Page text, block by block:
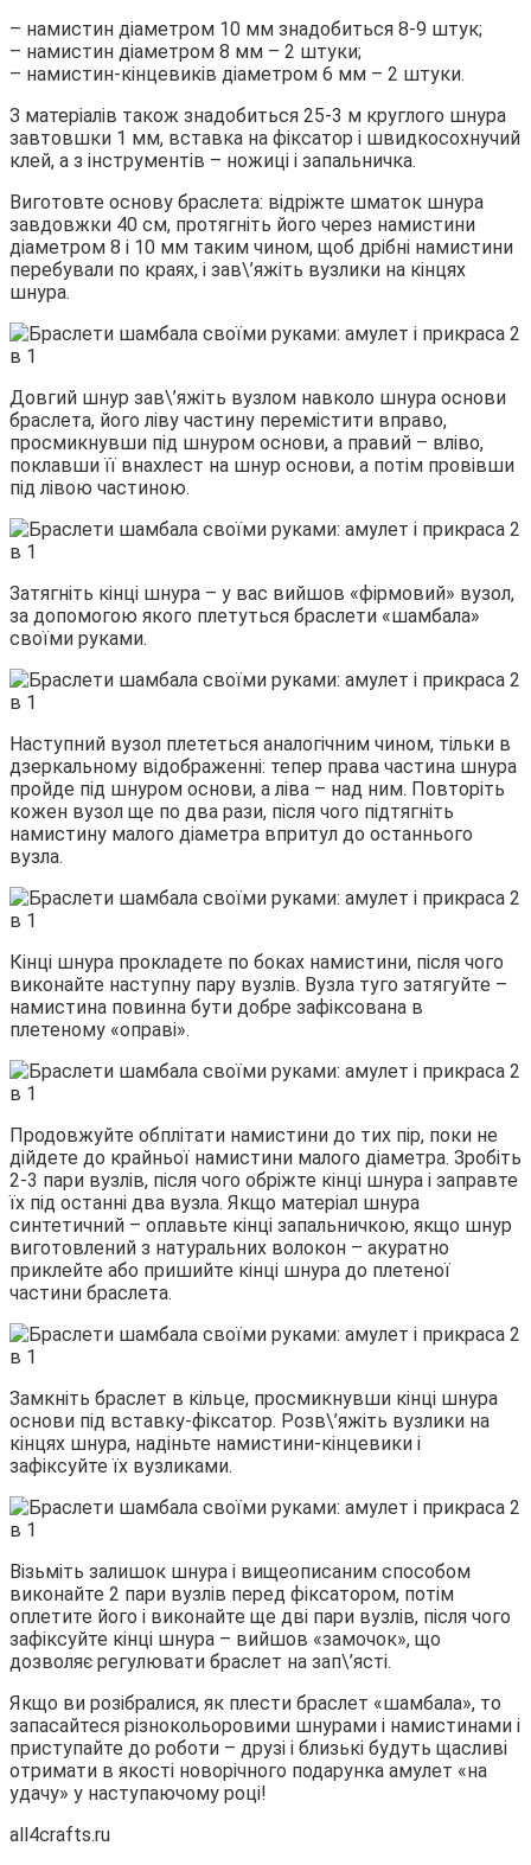
– намистин діаметром 10 мм знадобиться 8-9 штук;
– намистин діаметром 8 мм – 2 штуки;
– намистин-кінцевиків діаметром 6 мм – 2 штуки.
З матеріалів також знадобиться 25-3 м круглого шнура
завтовшки 1 мм, вставка на фіксатор і швидкосохнучий
клей, а з інструментів – ножиці і запальничка.
Виготовте основу браслета: відріжте шматок шнура
завдовжки 40 см, протягніть його через намистини
діаметром 8 і 10 мм таким чином, щоб дрібні намистини
перебували по краях, і зав\’яжіть вузлики на кінцях
шнура.
Довгий шнур зав\’яжіть вузлом навколо шнура основи
браслета, його ліву частину перемістити вправо,
просмикнувши під шнуром основи, а правий – вліво,
поклавши її внахлест на шнур основи, а потім провівши
під лівою частиною.
Затягніть кінці шнура – у вас вийшов «фірмовий» вузол,
за допомогою якого плетуться браслети «шамбала»
своїми руками.
Наступний вузол плететься аналогічним чином, тільки в
дзеркальному відображенні: тепер права частина шнура
пройде під шнуром основи, а ліва – над ним. Повторіть
кожен вузол ще по два рази, після чого підтягніть
намистину малого діаметра впритул до останнього
вузла.
Кінці шнура прокладете по боках намистини, після чого
виконайте наступну пару вузлів. Вузла туго затягуйте –
намистина повинна бути добре зафіксована в
плетеному «оправі».
Продовжуйте обплітати намистини до тих пір, поки не
дійдете до крайньої намистини малого діаметра. Зробіть
2-3 пари вузлів, після чого обріжте кінці шнура і заправте
їх під останні два вузла. Якщо матеріал шнура
синтетичний – оплавьте кінці запальничкою, якщо шнур
виготовлений з натуральних волокон – акуратно
приклейте або пришийте кінці шнура до плетеної
частини браслета.
Замкніть браслет в кільце, просмикнувши кінці шнура
основи під вставку-фіксатор. Розв\’яжіть вузлики на
кінцях шнура, надіньте намистини-кінцевики і
зафіксуйте їх вузликами.
Візьміть залишок шнура і вищеописаним способом
виконайте 2 пари вузлів перед фіксатором, потім
оплетите його і виконайте ще дві пари вузлів, після чого
зафіксуйте кінці шнура – вийшов «замочок», що
дозволяє регулювати браслет на зап\’ясті.
Якщо ви розібралися, як плести браслет «шамбала», то
запасайтеся різнокольоровими шнурами і намистинами і
приступайте до роботи – друзі і близькі будуть щасливі
отримати в якості новорічного подарунка амулет «на
удачу» у наступаючому році!
all4crafts.ru